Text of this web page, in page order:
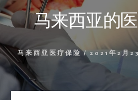
马来西亚的
马来西亚医疗保险 / 2021年2月